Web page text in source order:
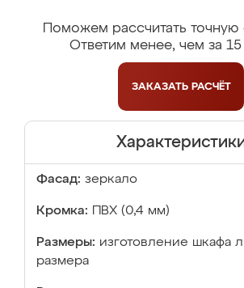
Поможем рассчитать точную
Ответим менее, чем за 15
ЗАКАЗАТЬ РАСЧЁТ
Фасад: зеркало
Кромка: ПВХ (0,4 мм)
Размеры: изготовление шкафа
размера